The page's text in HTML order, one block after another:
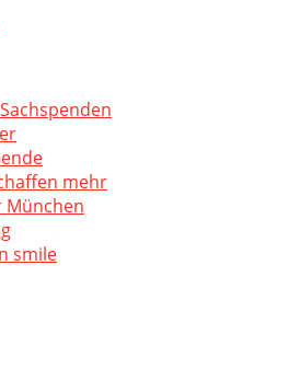
mehr
München
smile